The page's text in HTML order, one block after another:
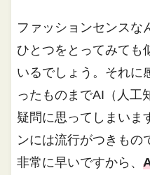
ファッションセンスな
ひとつをとってみても
いるでしょう。それに
ったものまでAI（人工
疑問に思ってしまいま
ンには流行がつきもの
非常に早いですから、